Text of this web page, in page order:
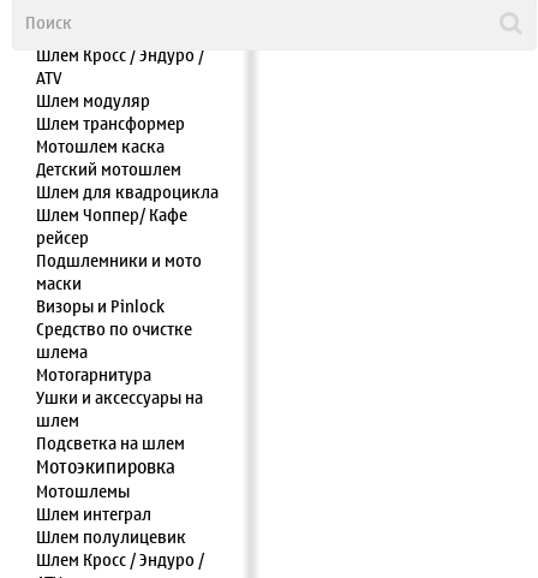
Шлем полулицевик
Шлем Кросс / Эндуро /
ATV
Шлем модуляр
Шлем трансформер
Мотошлем каска
Детский мотошлем
Шлем для квадроцикла
Шлем Чоппер/ Кафе
рейсер
Подшлемники и мото
маски
Визоры и Pinlock
Средство по очистке
шлема
Мотогарнитура
Ушки и аксессуары на
шлем
Подсветка на шлем
Мотоэкипировка
Мотошлемы
Шлем интеграл
Шлем полулицевик
Шлем Кросс / Эндуро /